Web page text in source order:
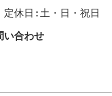
定休日 :土・日・祝日
い合わせ